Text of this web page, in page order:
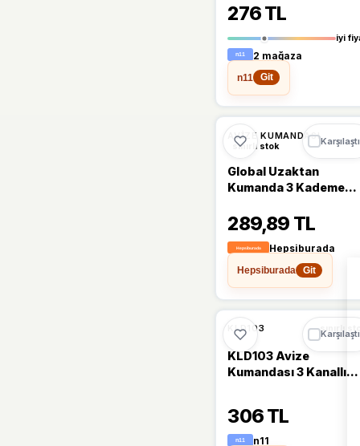
Kumandalı
276 TL
iyi
2 mağaza
n11
Git
AVIZE KUMANDASI
sınırlı stok
Global Uzaktan
Kumanda 3 Kademe
289,89 TL
Hepsiburada
Hepsiburada
Git
KLD103 sınırlı
KLD103 Avize
Kumandası 3 Kanallı
306 TL
n11